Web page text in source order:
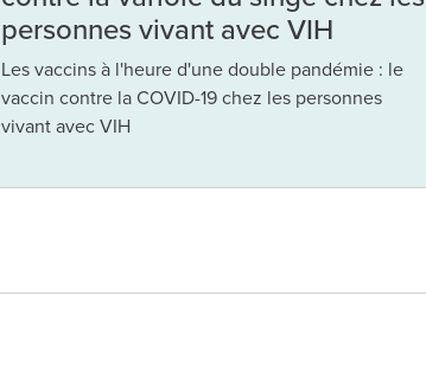
personnes vivant avec VIH
Les vaccins à l'heure d'une double pandémie : le
vaccin contre la COVID-19 chez les personnes
vivant avec VIH